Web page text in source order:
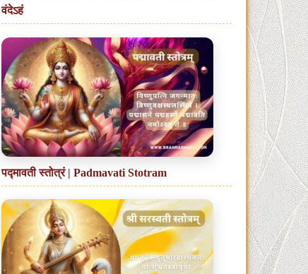
वंदेऽहं
पद्मावती स्तोत्रं | Padmavati Stotram